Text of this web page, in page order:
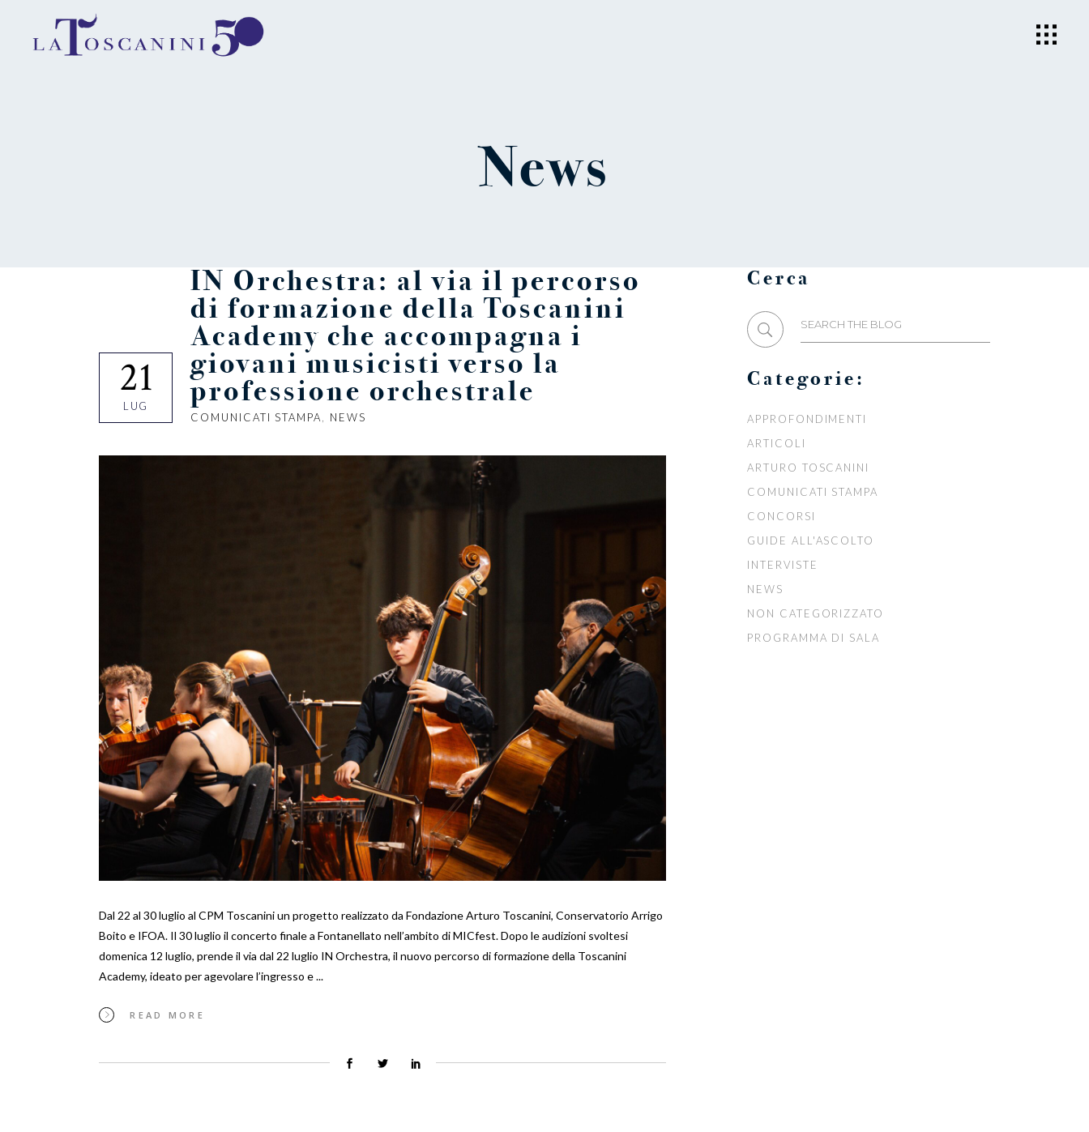
News
21
LUG
IN Orchestra: al via il percorso
di formazione della Toscanini
Academy che accompagna i
giovani musicisti verso la
professione orchestrale
COMUNICATI STAMPA NEWS
Dal 22 al 30 luglio al CPM Toscanini un progetto realizzato da Fondazione Arturo Toscanini, Conservatorio Arrigo
Boito e IFOA. Il 30 luglio il concerto finale a Fontanellato nell’ambito di MICfest. Dopo le audizioni svoltesi
domenica 12 luglio, prende il via dal 22 luglio IN Orchestra, il nuovo percorso di formazione della Toscanini
Academy, ideato per agevolare l’ingresso e
READ MORE
Cerca
Search
for:
Categorie:
APPROFONDIMENTI
ARTICOLI
ARTURO TOSCANINI
COMUNICATI STAMPA
CONCORSI
GUIDE ALL'ASCOLTO
INTERVISTE
NEWS
NON CATEGORIZZATO
PROGRAMMA DI SALA